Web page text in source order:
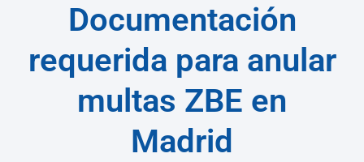
Documentación
requerida para anular
multas ZBE en
Madrid